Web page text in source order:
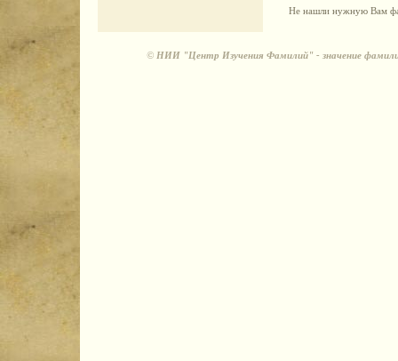
Не нашли нужную Вам
© НИИ "Центр Изучения Фамилий" - значение